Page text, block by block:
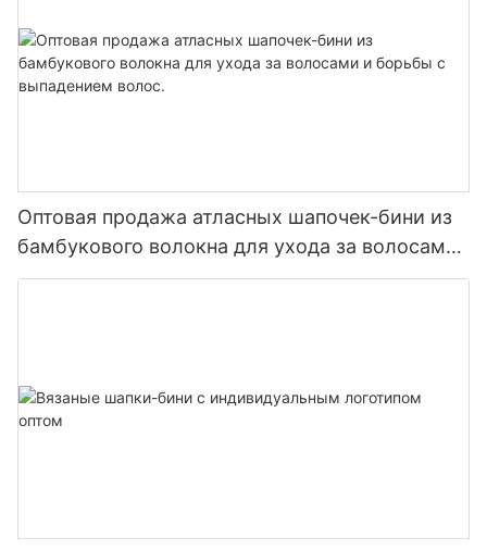
Оптовая продажа атласных шапочек-бини из
бамбукового волокна для ухода за волосами
и борьбы с выпадением волос.